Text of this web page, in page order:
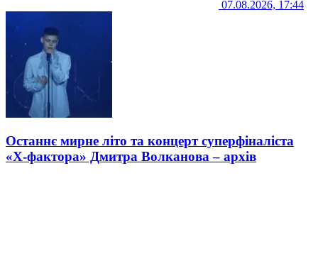
07.08.2026, 17:44
Останнє мирне літо та концерт суперфіналіста
«Х-фактора» Дмитра Волканова – архів